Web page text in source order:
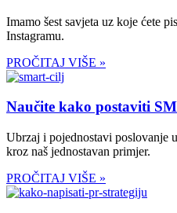
Imamo šest savjeta uz koje ćete
Instagramu.
PROČITAJ VIŠE »
Naučite kako postaviti
Ubrzaj i pojednostavi poslovanje
kroz naš jednostavan primjer.
PROČITAJ VIŠE »